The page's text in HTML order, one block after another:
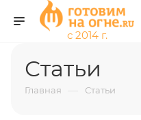
Статьи
Главная — Статьи